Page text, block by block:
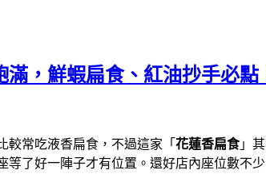
，鮮蝦扁食、紅油抄手必點
較常吃液香扁食，不過這家「 花蓮香扁食」
了好一陣子才有位置。還好店內座位數不